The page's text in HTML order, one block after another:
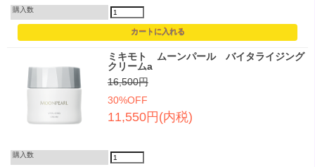
購入数
ミキモト ムーンパール バイタライジング
クリームa
16,500円
30%OFF
11,550円(内税)
購入数